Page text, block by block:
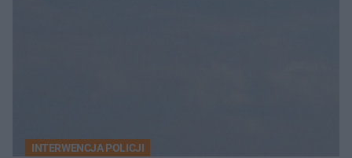
INTERWENCJA POLICJI